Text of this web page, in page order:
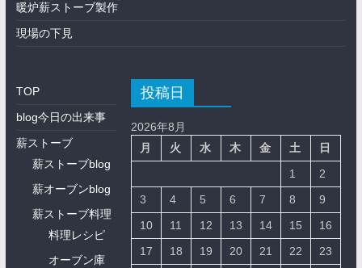
暖炉薪ストーブ製作
現場の下見
TOP
blog今日の出来事
薪ストーブ
薪ストーブblog
薪オーブンblog
薪ストーブ料理
料理レシピ
オーブン庫
投稿日
2026年8月
月
火 水 木 金 土 日
1
2
3
4 5 6 7 8
9
10
11 12 13 14 15
16
17
18 19 20 21 22
23